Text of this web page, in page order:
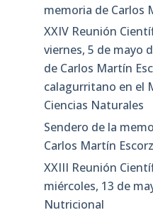
memoria de Carlos
XXIV Reunión
viernes, 5 de mayo
de Carlos Martín
calagurritano en el
Ciencias Naturales
Sendero de la
Carlos Martín
XXIII Reunión
miércoles, 13 de
Nutricional